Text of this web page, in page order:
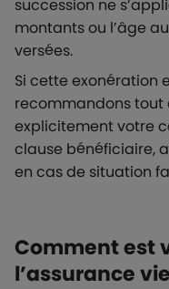
succession ne
montants ou l’âge
versées.
Si cette exonération
recommandons tout
explicitement votre
clause bénéficiaire,
en cas de situation
Comment est
l’assurance